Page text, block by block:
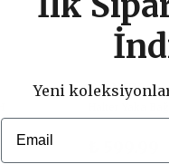
DANZY
Yeni
Email